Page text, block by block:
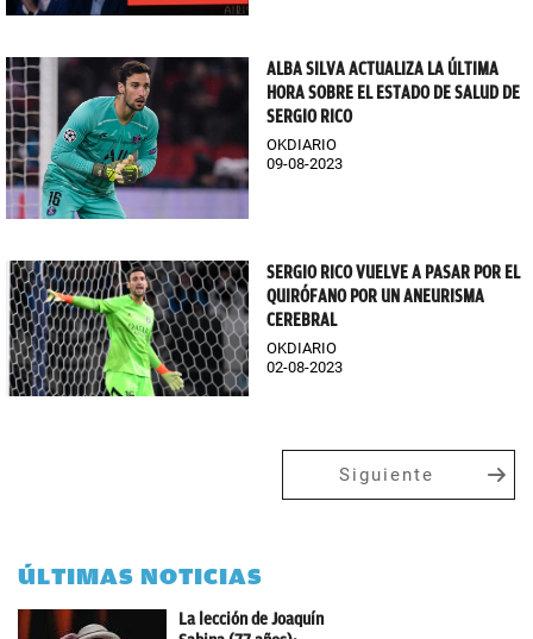
ALBA SILVA ACTUALIZA LA ÚLTIMA
HORA SOBRE EL ESTADO DE SALUD DE
SERGIO RICO
OKDIARIO
09-08-2023
SERGIO RICO VUELVE A PASAR POR EL
QUIRÓFANO POR UN ANEURISMA
CEREBRAL
OKDIARIO
02-08-2023
Siguiente
ÚLTIMAS NOTICIAS
La lección de Joaquín